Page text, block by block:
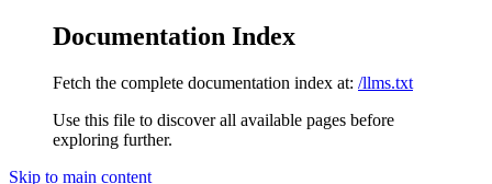
Documentation Index
Fetch the complete documentation index at: /llms.txt
Use this file to discover all available pages before
exploring further.
Skip to main content